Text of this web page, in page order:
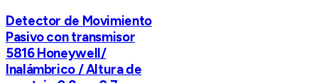
Detector de Movimiento
Pasivo con transmisor
5816 Honeywell/
Inalámbrico / Altura de